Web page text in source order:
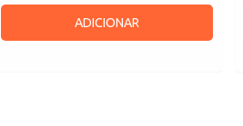
ADICIONAR